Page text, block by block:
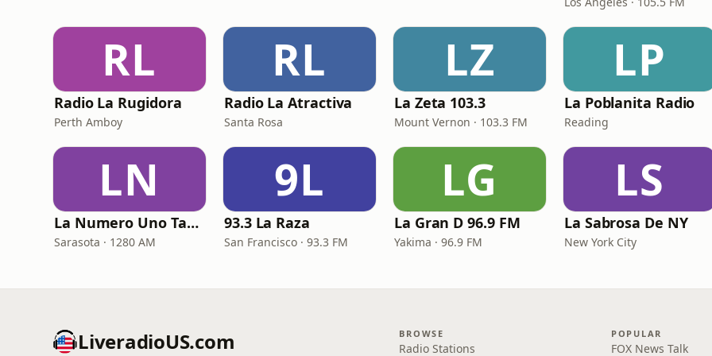
RL
Radio La Rugidora
Perth Amboy
RL
Radio La Atractiva
Santa Rosa
LZ
La Zeta 103.3
Mount Vernon · 103.3 FM
LP
La Poblanita Radio
Reading
LN
La Numero Uno Tampa Bay
Sarasota · 1280 AM
9L
93.3 La Raza
San Francisco · 93.3 FM
LG
La Gran D 96.9 FM
Yakima · 96.9 FM
LS
La Sabrosa De NY
New York City
LiveradioUS.com BROWSE
Radio Stations
POPULAR
FOX News Talk